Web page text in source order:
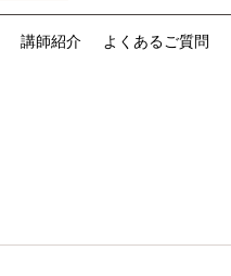
講師紹介 よくあるご質問